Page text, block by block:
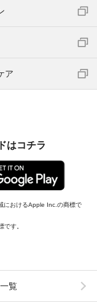
ア
はコチラ
におけるApple Inc.の商標で
す。
覧